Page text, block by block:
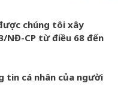
chúng tôi xây
NĐ-CP từ điều 68 đến
tin cá nhân của người